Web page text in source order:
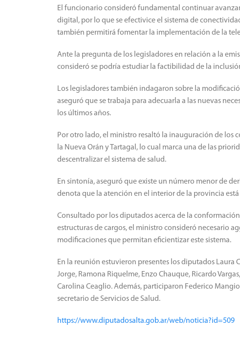
El funcionario consideró fundamental continuar
digital, por lo que se efectivice el sistema de
también permitirá fomentar la implementación de la
Ante la pregunta de los legisladores en relación a la
consideró se podría estudiar la factibilidad de la
Los legisladores también indagaron sobre la
aseguró que se trabaja para adecuarla a las nuevas
los últimos años.
Por otro lado, el ministro resaltó la inauguración de los
la Nueva Orán y Tartagal, lo cual marca una de las
descentralizar el sistema de salud.
En sintonía, aseguró que existe un número menor de
denota que la atención en el interior de la provincia
Consultado por los diputados acerca de la
estructuras de cargos, el ministro consideró necesario
modificaciones que permitan eficientizar este sistema.
En la reunión estuvieron presentes los diputados Laura
Jorge, Ramona Riquelme, Enzo Chauque, Ricardo
Carolina Ceaglio. Además, participaron Federico
secretario de Servicios de Salud.
https://www.diputadosalta.gob.ar/web/noticia?id=509